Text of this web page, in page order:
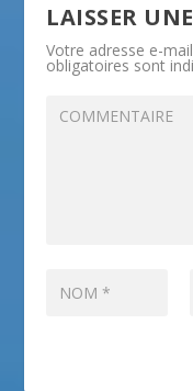
LAISSER
Votre adresse e-
obligatoires sont